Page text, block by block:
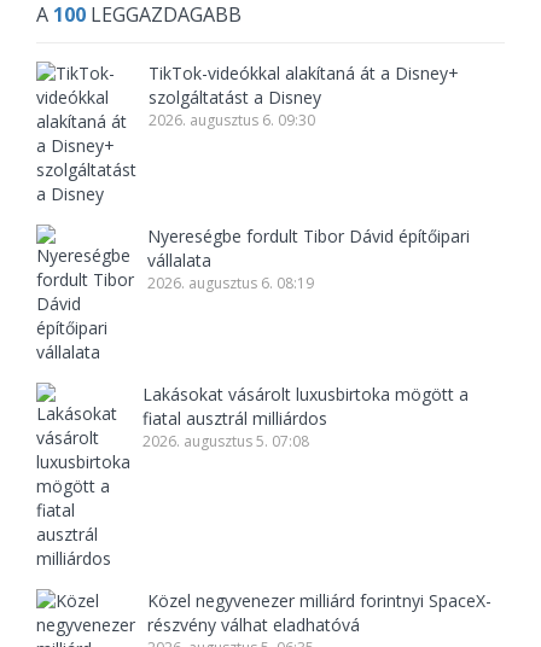
A 100 LEGGAZDAGABB
TikTok-videókkal alakítaná át a Disney+
szolgáltatást a Disney
2026. augusztus 6. 09:30
Nyereségbe fordult Tibor Dávid építőipari
vállalata
2026. augusztus 6. 08:19
Lakásokat vásárolt luxusbirtoka mögött a
fiatal ausztrál milliárdos
2026. augusztus 5. 07:08
Közel negyvenezer milliárd forintnyi SpaceX-
részvény válhat eladhatóvá